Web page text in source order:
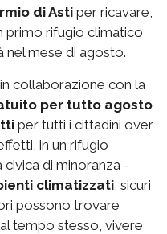
di Asti per ricavare,
primo rifugio climatico
nel mese di agosto.
collaborazione con la
per tutto agosto
per tutti i cittadini over
in un rifugio
di minoranza -
climatizzati , sicuri
possono trovare
tempo stesso, vivere